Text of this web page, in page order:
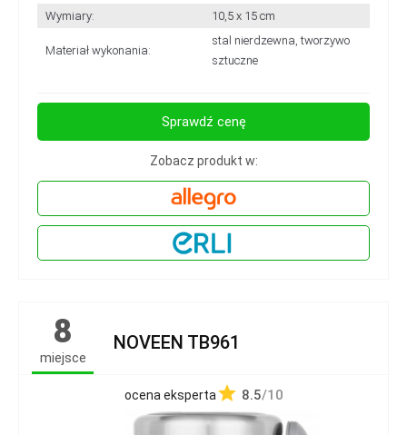
Wymiary:
10,5 x 15 cm
Materiał wykonania:
stal nierdzewna, tworzywo
sztuczne
Sprawdź cenę
Zobacz produkt w:
8
miejsce
NOVEEN TB961
ocena eksperta 8.5/10